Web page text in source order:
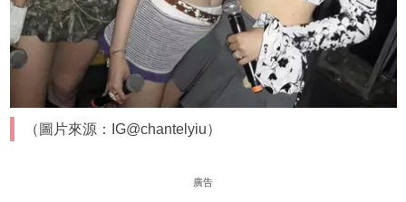
（圖片來源：IG@chantelyiu）
廣告